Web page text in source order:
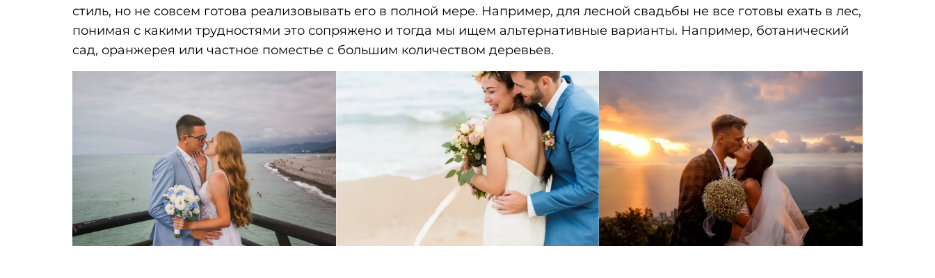
стиль, но не совсем готова реализовывать его в полной мере. Например, для лесной свадьбы не все готовы ехать в лес,
понимая с какими трудностями это сопряжено и тогда мы ищем альтернативные варианты. Например, ботанический
сад, оранжерея или частное поместье с большим количеством деревьев.